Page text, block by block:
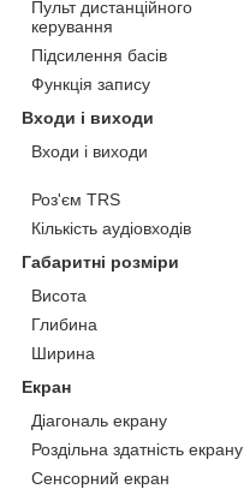
Пульт дистанційного
керування
Підсилення басів
Функція запису
Входи і виходи
Входи і виходи
Роз'єм TRS
Кількість аудіовходів
Габаритні розміри
Висота
Глибина
Ширина
Екран
Діагональ екрану
Роздільна здатність екрану
Сенсорний екран